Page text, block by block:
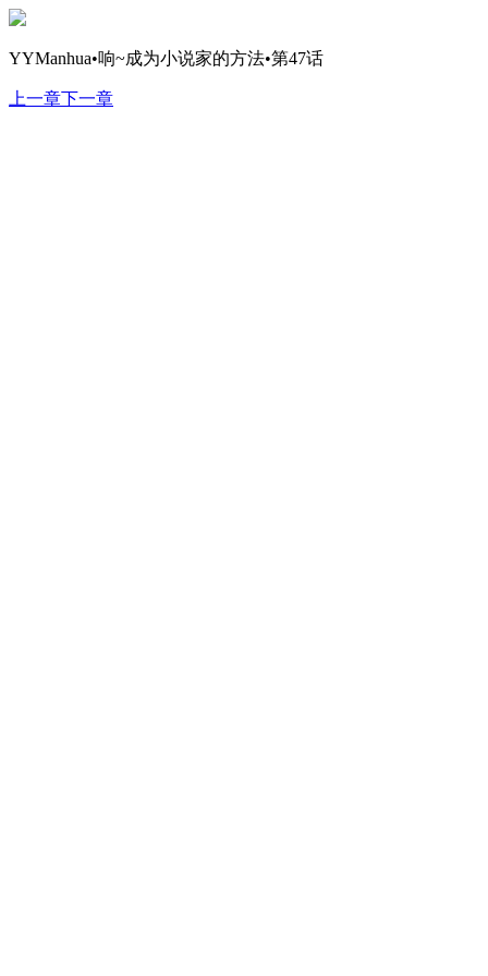
YYManhua•响~成为小说家的方法•第47话
上一章下一章